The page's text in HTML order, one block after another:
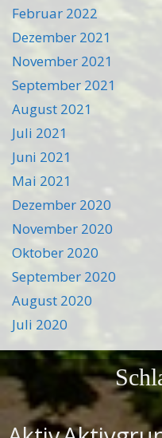
Februar 2022
Dezember 2021
November 2021
September 2021
August 2021
Juli 2021
Juni 2021
Mai 2021
Dezember 2020
November 2020
Oktober 2020
September 2020
August 2020
Juli 2020